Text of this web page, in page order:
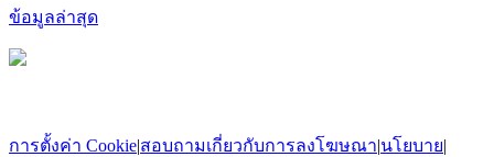
ข้อมูลล่าสุด
การตั้งค่า Cookie|สอบถามเกี่ยวกับการลงโฆษณา|นโยบาย|